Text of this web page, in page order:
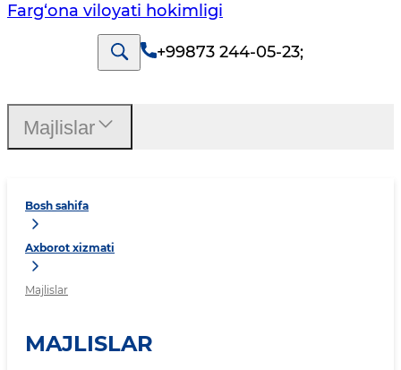
Farg‘оnа vilоyati hоkimligi
+99873 244-05-23;
Bosh sahifa
Axborot xizmati
Majlislar
MAJLISLAR
Majlislar